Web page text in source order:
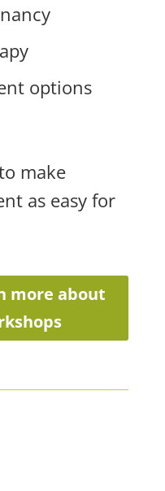
options
make
as easy for
more about